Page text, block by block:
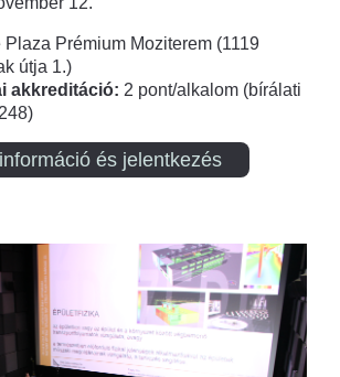
Plaza Prémium Moziterem (1119
útja 1.)
akkreditáció: 2 pont/alkalom (bírálati
és jelentkezés